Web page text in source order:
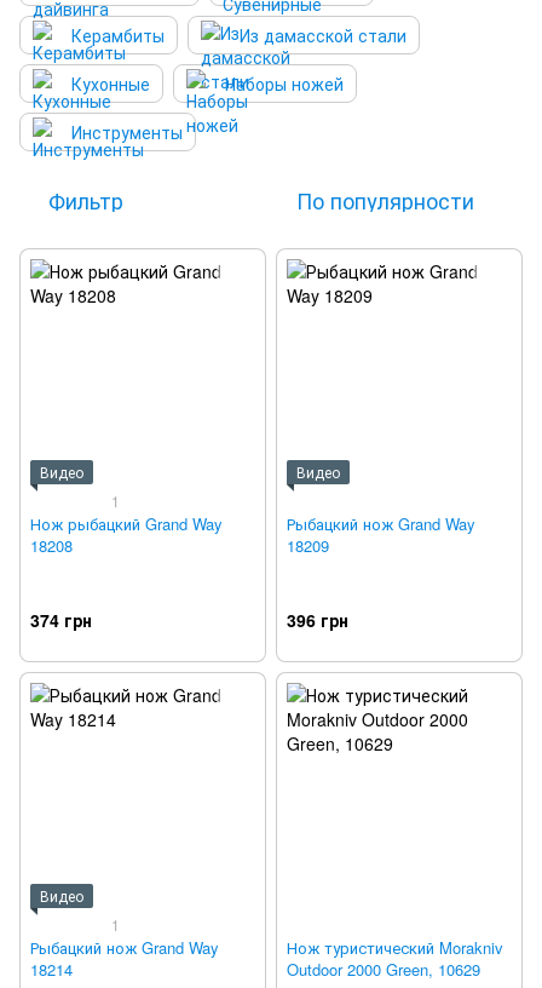
Керамбиты
Из дамасской стали
Кухонные
Наборы ножей
Инструменты
Фильтр По популярности
Видео
1
Нож рыбацкий Grand Way
18208
374 грн
Видео
Рыбацкий нож Grand Way
18209
396 грн
Видео
1
Рыбацкий нож Grand Way
18214
Нож туристический Morakniv
Outdoor 2000 Green, 10629